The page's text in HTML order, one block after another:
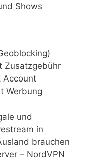
Shows
Zusatzgebühr
Account
Werbung
und
in
brauchen
– NordVPN